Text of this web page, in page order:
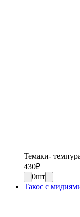
Темаки-
430₽
0шт
Такос с